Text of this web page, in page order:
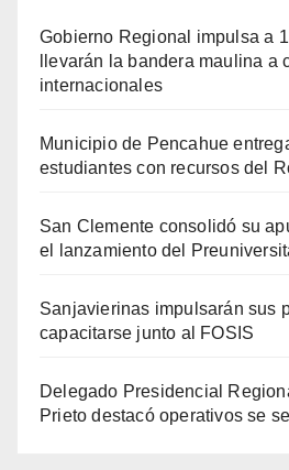
Gobierno Regional impulsa a
llevarán la bandera maulina a
internacionales
Municipio de Pencahue
estudiantes con recursos del
San Clemente consolidó su
el lanzamiento del
Sanjavierinas impulsarán sus
capacitarse junto al FOSIS
Delegado Presidencial
Prieto destacó operativos se